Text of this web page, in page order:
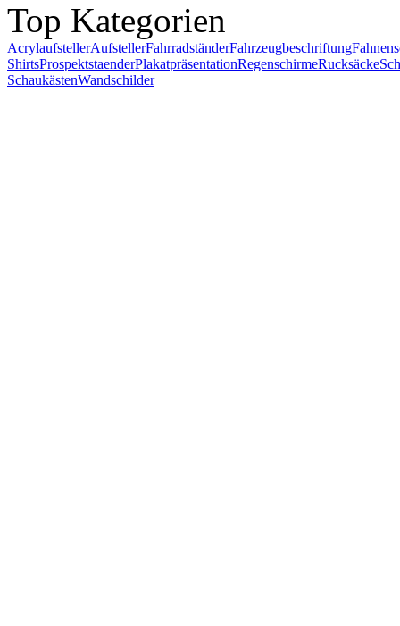
Top Kategorien
AcrylaufstellerAufstellerFahrradständerFahrzeugbeschriftung
ShirtsProspektstaenderPlakatpräsentationRegenschirmeRucksäcke
SchaukästenWandschilder